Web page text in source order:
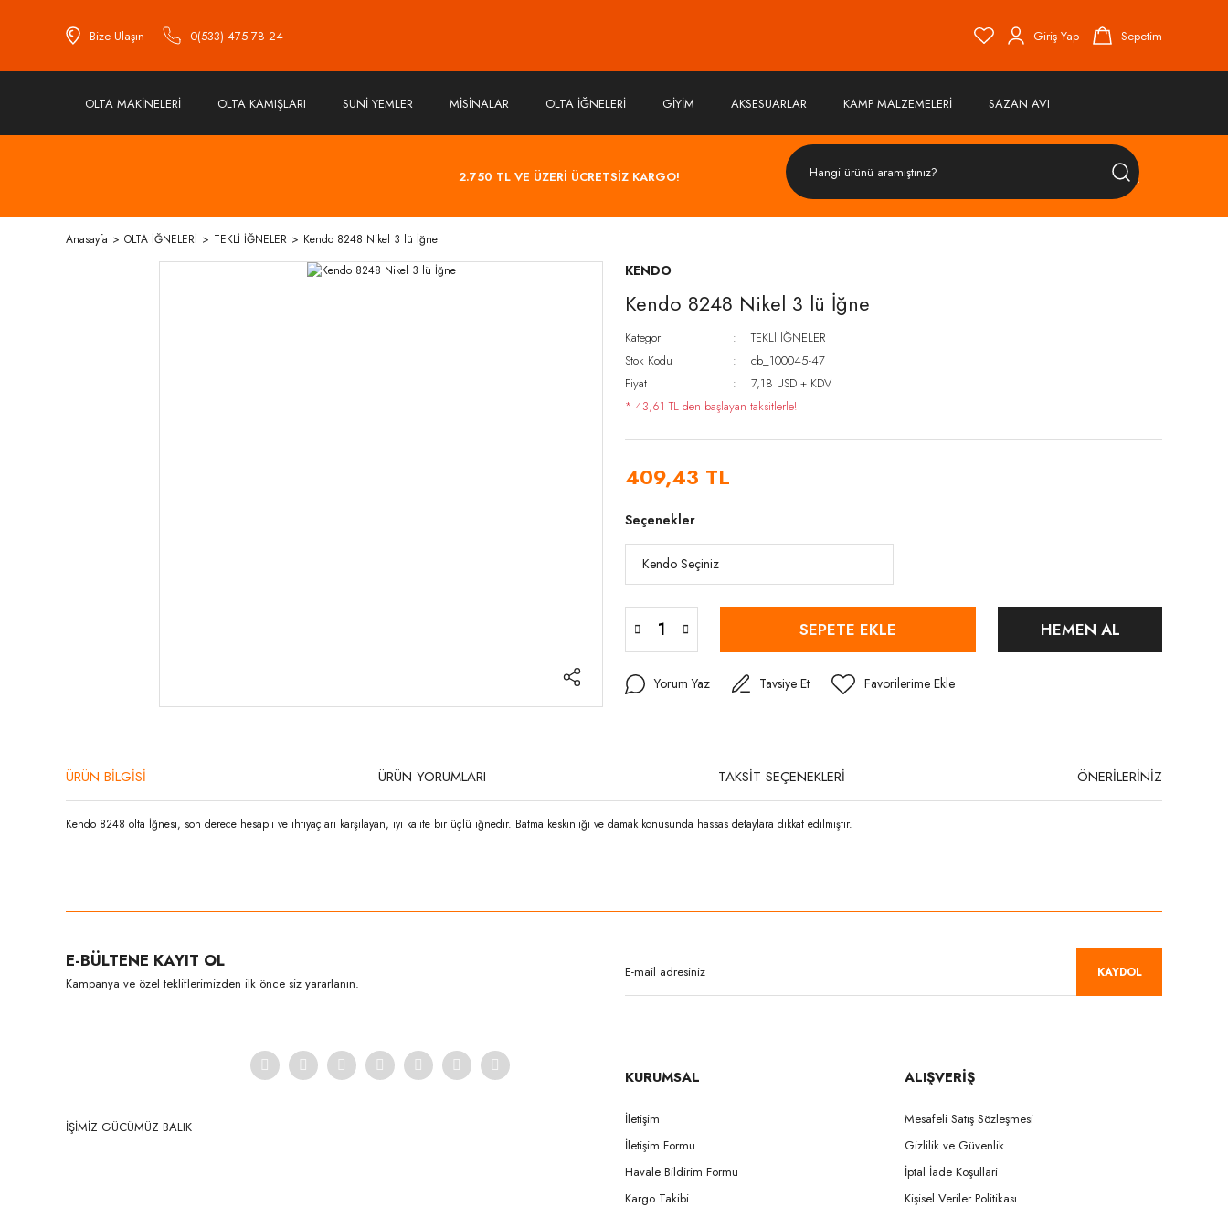
Bize Ulaşın 0(533) 475 78 24 Giriş Yap Sepetim
OLTA MAKİNELERİ OLTA KAMIŞLARI SUNİ YEMLER MİSİNALAR OLTA İĞNELERİ GİYİM AKSESUARLAR KAMP MALZEMELERİ SAZAN AVI
2.750 TL VE ÜZERİ ÜCRETSİZ KARGO!
ÜRÜN
Anasayfa OLTA İĞNELERİ TEKLİ İĞNELER Kendo 8248 Nikel 3 lü İğne
KENDO
Kendo 8248 Nikel 3 lü İğne
Kategori
TEKLİ İĞNELER
Stok Kodu
cb_100045-47
Fiyat
7,18 USD + KDV
* 43,61 TL den başlayan taksitlerle!
409,43 TL
Seçenekler
SEPETE EKLE HEMEN AL
Yorum Yaz Tavsiye Et
ÜRÜN BİLGİSİ ÜRÜN YORUMLARI TAKSİT SEÇENEKLERİ ÖNERİLERİNİZ
Kendo 8248 olta İğnesi, son derece hesaplı ve ihtiyaçları karşılayan, iyi kalite bir üçlü iğnedir. Batma keskinliği ve damak konusunda hassas detaylara dikkat edilmiştir.
Ürün açıklamasında eksik bilgiler bulunuyor.
Ürün bilgilerinde hatalar bulunuyor.
E-BÜLTENE KAYIT OL
Kampanya ve özel tekliflerimizden ilk önce siz yararlanın.
KAYDOL
İŞİMİZ GÜCÜMÜZ BALIK
KURUMSAL
İletişim
İletişim Formu
Havale Bildirim Formu
Kargo Takibi
ALIŞVERİŞ
Mesafeli Satış Sözleşmesi
Gizlilik ve Güvenlik
İptal İade Koşullari
Kişisel Veriler Politikası